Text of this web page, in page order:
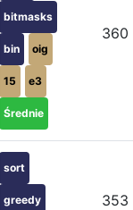
bitmasks
bin oig
15 e3
Średnie
360
sort
greedy 353